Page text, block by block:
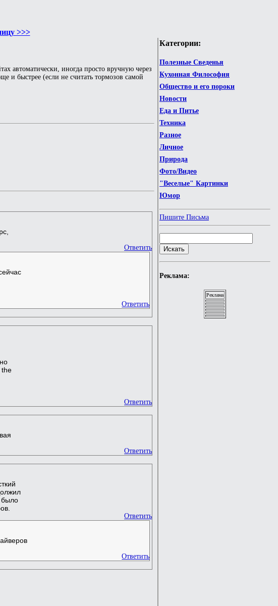
>>>
Категории:
Полезные Сведенья
Кухонная Философия
Общество и его пороки
Новости
Еда и Питье
Техника
Разное
Личное
Природа
Фото/Видео
"Веселые" Картинки
Юмор
Пишите Письма
Реклама:
Реклама
автоматически, иногда просто вручную через
и быстрее (если не считать тормозов самой
Ответить
Ответить
the
Ответить
Ответить
было
Ответить
Ответить